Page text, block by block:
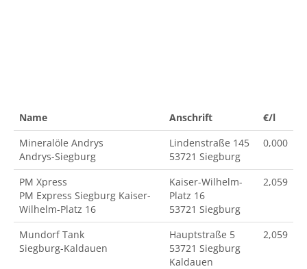
Name Anschrift
€/l
Mineralöle Andrys
Andrys-Siegburg
Lindenstraße 145
53721 Siegburg
0,000
PM Xpress
PM Express Siegburg Kaiser-
Wilhelm-Platz 16
Kaiser-Wilhelm-
Platz 16
53721 Siegburg
2,059
Mundorf Tank
Siegburg-Kaldauen
Hauptstraße 5
53721 Siegburg
Kaldauen
2,059